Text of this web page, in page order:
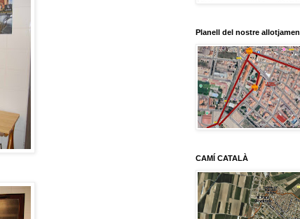
Planell del nostre
CAMÍ CATALÀ